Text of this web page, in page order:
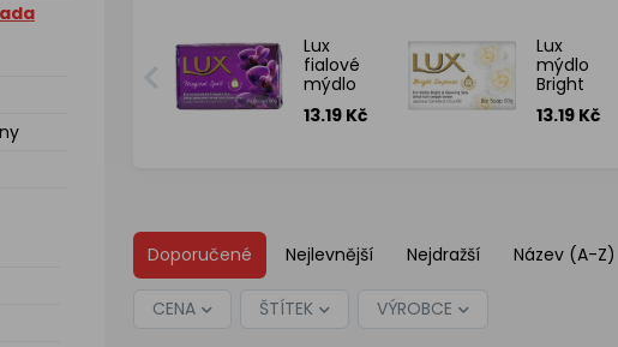
Lux
fialové
mýdlo
Magical
Spell 80
13.19 Kč
Lux
mýdlo
Bright
Impress
80 g
13.19 Kč
Doporučené Nejlevnější Nejdražší Název (A-Z)
CENA ŠTÍTEK VÝROBCE